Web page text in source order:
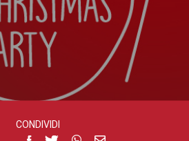
noi!
CONDIVIDI